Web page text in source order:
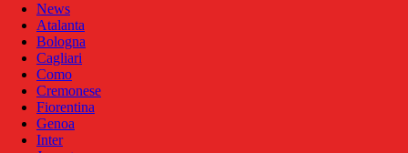
News
Atalanta
Bologna
Cagliari
Como
Cremonese
Fiorentina
Genoa
Inter